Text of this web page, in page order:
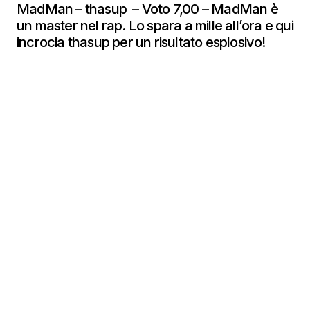
MadMan – thasup – Voto 7,00 – MadMan è
un master nel rap. Lo spara a mille all’ora e qui
incrocia thasup per un risultato esplosivo!